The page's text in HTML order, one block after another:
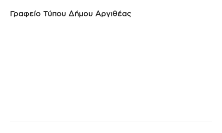
Γραφείο Τύπου Δήμου Αργιθέας